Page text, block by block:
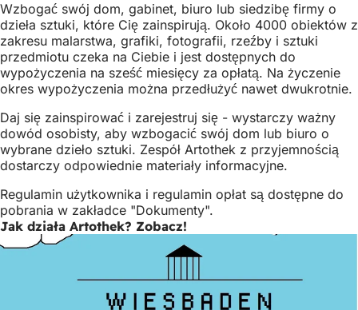
Wzbogać swój dom, gabinet, biuro lub siedzibę firmy o
dzieła sztuki, które Cię zainspirują. Około 4000 obiektów z
zakresu malarstwa, grafiki, fotografii, rzeźby i sztuki
przedmiotu czeka na Ciebie i jest dostępnych do
wypożyczenia na sześć miesięcy za opłatą. Na życzenie
okres wypożyczenia można przedłużyć nawet dwukrotnie.
Daj się zainspirować i zarejestruj się - wystarczy ważny
dowód osobisty, aby wzbogacić swój dom lub biuro o
wybrane dzieło sztuki. Zespół Artothek z przyjemnością
dostarczy odpowiednie materiały informacyjne.
Regulamin użytkownika i regulamin opłat są dostępne do
pobrania w zakładce "Dokumenty".
Jak działa Artothek? Zobacz!